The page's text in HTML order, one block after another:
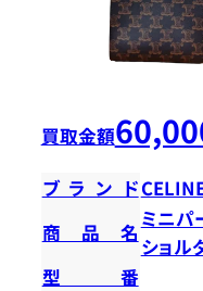
買取金額
ブランド
商品名
ミニパ
ショル
型番